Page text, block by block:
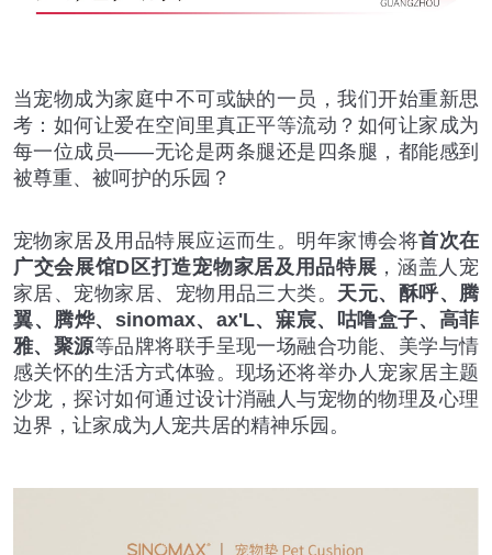
当宠物成为家庭中不可或缺的一员，我们开始重新思
考：如何让爱在空间里真正平等流动？如何让家成为
每一位成员——无论是两条腿还是四条腿，都能感到
被尊重、被呵护的乐园？
宠物家居及用品特展应运而生。明年家博会将首次在
广交会展馆D区打造宠物家居及用品特展 ，涵盖人宠
家居、宠物家居、宠物用品三大类。 天元、酥呼、腾
翼、腾烨、sinomax、ax'L、寐宸、咕噜盒子、高菲
雅、聚源等品牌将联手呈现一场融合功能、美学与情
感关怀的生活方式体验。现场还将举办人宠家居主题
沙龙，探讨如何通过设计消融人与宠物的物理及心理
边界，让家成为人宠共居的精神乐园。